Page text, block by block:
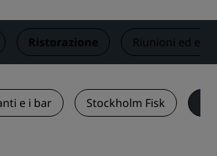
Ristorazione Riunioni ed
e i bar Stockholm Fisk